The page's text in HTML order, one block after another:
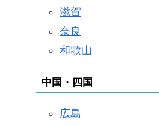
滋賀
奈良
和歌山
中国・四国
広島